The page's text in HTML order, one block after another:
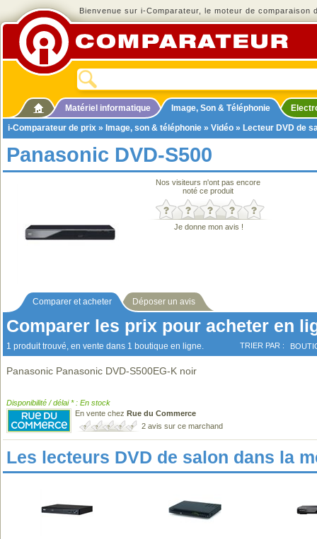
Bienvenue sur i-Comparateur, le moteur de comparaison
Matériel informatique Image, Son & Téléphonie
i-Comparateur de prix » Image, son & téléphonie » Vidéo » Lecteur DVD de
Panasonic DVD-S500
Nos visiteurs n'ont pas encore
noté ce produit
Je donne mon avis !
Comparer et acheter Déposer un avis
Comparer les prix pour acheter en
1 produit trouvé, en vente dans 1 boutique en ligne. TRIER PAR :
Panasonic Panasonic DVD-S500EG-K noir
Disponibilité / délai * : En stock
En vente chez Rue du Commerce
2 avis sur ce marchand
Les lecteurs DVD de salon dans la